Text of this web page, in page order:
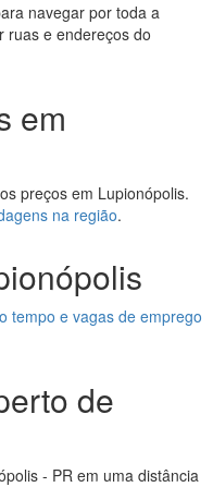
navegar por toda a
ruas e endereços do
em
preços em Lupionópolis.
na região.
tempo e vagas de emprego
de
- PR em uma distância